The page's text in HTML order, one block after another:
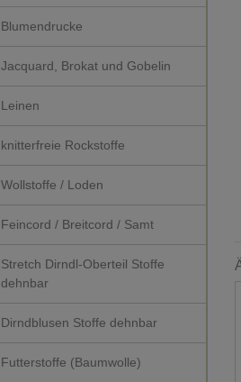
Blumendrucke
Jacquard, Brokat und Gobelin
Leinen
knitterfreie Rockstoffe
Wollstoffe / Loden
Feincord / Breitcord / Samt
Stretch Dirndl-Oberteil Stoffe
dehnbar
Dirndblusen Stoffe dehnbar
Futterstoffe (Baumwolle)